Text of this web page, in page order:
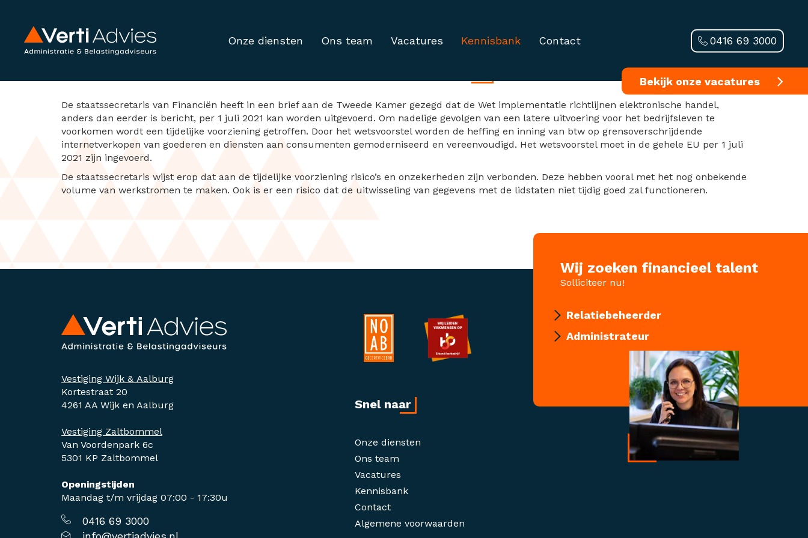
Onze diensten Ons team Vacatures Kennisbank Contact
Bekijk onze vacatures
0416 69 3000
De staatssecretaris van Financiën heeft in een brief aan de Tweede Kamer gezegd dat de Wet implementatie richtlijnen elektronische handel,
anders dan eerder is bericht, per 1 juli 2021 kan worden uitgevoerd. Om nadelige gevolgen van een latere uitvoering voor het bedrijfsleven te
voorkomen wordt een tijdelijke voorziening getroffen. Door het wetsvoorstel worden de heffing en inning van btw op grensoverschrijdende
internetverkopen van goederen en diensten aan consumenten gemoderniseerd en vereenvoudigd. Het wetsvoorstel moet in de gehele EU per 1 juli
2021 zijn ingevoerd.
De staatssecretaris wijst erop dat aan de tijdelijke voorziening risico’s en onzekerheden zijn verbonden. Deze hebben vooral met het nog onbekende
volume van werkstromen te maken. Ook is er een risico dat de uitwisseling van gegevens met de lidstaten niet tijdig goed zal functioneren.
Wij zoeken financieel talent
Solliciteer nu!
Relatiebeheerder
Administrateur
Vestiging Wijk & Aalburg
Kortestraat 20
4261 AA Wijk en Aalburg
Vestiging Zaltbommel
Van Voordenpark 6c
5301 KP Zaltbommel
Openingstijden
Maandag t/m vrijdag 07:00 - 17:30u
0416 69 3000
Snel naar
Onze diensten
Ons team
Vacatures
Kennisbank
Contact
Algemene voorwaarden